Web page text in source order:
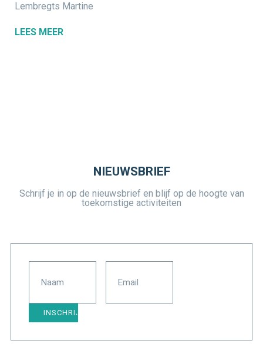
Lembregts Martine
LEES MEER
NIEUWSBRIEF
Schrijf je in op de nieuwsbrief en blijf op de hoogte van
toekomstige activiteiten